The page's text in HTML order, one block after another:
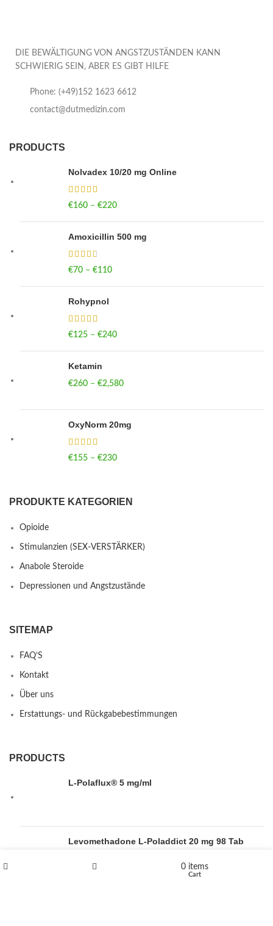
DIE BEWÄLTIGUNG VON ANGSTZUSTÄNDEN KANN
SCHWIERIG SEIN, ABER ES GIBT HILFE
Phone: (+49)152 1623 6612
contact@dutmedizin.com
PRODUCTS
Nolvadex 10/20 mg Online
€160 – €220
Amoxicillin 500 mg
€70 – €110
Rohypnol
€125 – €240
Ketamin
€260 – €2,580
OxyNorm 20mg
€155 – €230
PRODUKTE KATEGORIEN
Opioide
Stimulanzien (SEX-VERSTÄRKER)
Anabole Steroide
Depressionen und Angstzustände
SITEMAP
FAQ’S
Kontakt
Über uns
Erstattungs- und Rückgabebestimmungen
PRODUCTS
L-Polaflux® 5 mg/ml
Levomethadone L-Poladdict 20 mg 98 Tab
0 items
Cart